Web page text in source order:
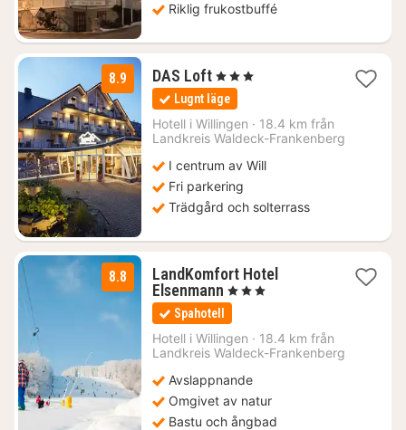
Riklig frukostbuffé
8.9 DAS Loft1
natt
från
1447
kr.
, 3 Stjärnor
Lugnt läge
Hotell i Willingen · 18.4 km från
Landkreis Waldeck-Frankenberg
I centrum av Will
Fri parkering
Trädgård och solterrass
8.8
LandKomfort Hotel
Elsenmann 1
natt
från
1798
kr.
, 3 Stjärnor
Spahotell
Hotell i Willingen · 18.4 km från
Landkreis Waldeck-Frankenberg
Avslappnande
Omgivet av natur
Bastu och ångbad